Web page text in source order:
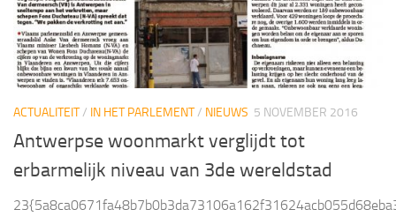
ACTUALITEIT/ IN HET PARLEMENT/ NIEUWS 5 NOVEMBER 2016
Antwerpse woonmarkt verglijdt tot
erbarmelijk niveau van 3de wereldstad